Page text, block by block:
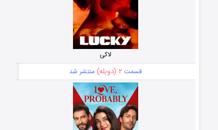
لاکی
قسمت ۲ (دوبله) منتشر شد